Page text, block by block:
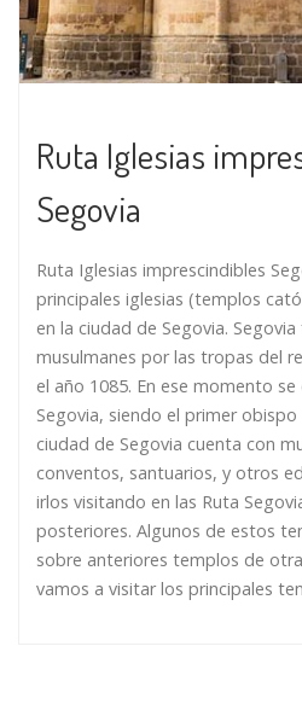
Ruta Iglesias
Segovia
Ruta Iglesias imprescindibles
principales iglesias (templos
en la ciudad de Segovia.
musulmanes por las tropas del
el año 1085. En ese momento
Segovia, siendo el primer
ciudad de Segovia cuenta con
conventos, santuarios, y otros
irlos visitando en las Ruta
posteriores. Algunos de estos
sobre anteriores templos de
vamos a visitar los principales